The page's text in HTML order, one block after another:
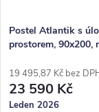
Postel Atlantik s
prostorem, 90x200,
19 495,87 Kč bez
23 590 Kč
Leden 2026